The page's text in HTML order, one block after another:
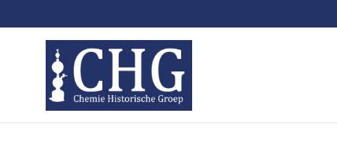
links
Spring
naar
de
inhoud